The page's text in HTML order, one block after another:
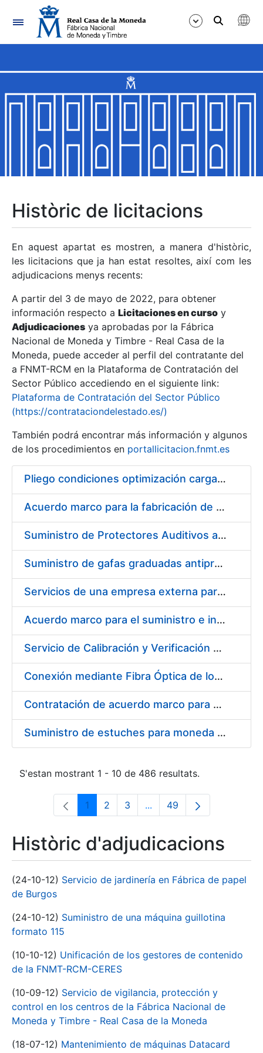
Navegació
Mostra/Amaga
Mostra/Amaga
Mostra/Amaga
Mostra/Amaga
Mostra/Amaga
Mostra/Amaga
Històric de licitacions
En aquest apartat es mostren, a manera d'històric,
les licitacions que ja han estat resoltes, així com les
adjudicacions menys recents:
A partir del 3 de mayo de 2022, para obtener
información respecto a Licitaciones en curso y
Adjudicaciones ya aprobadas por la Fábrica
Nacional de Moneda y Timbre - Real Casa de la
Moneda, puede acceder al perfil del contratante del
a FNMT-RCM en la Plataforma de Contratación del
Sector Público accediendo en el siguiente link:
Plataforma de Contratación del Sector Público
(https://contrataciondelestado.es/)
También podrá encontrar más información y algunos
de los procedimientos en portallicitacion.fnmt.es
Pliego condiciones optimización cargas compras firmado
Acuerdo marco para la fabricación de piezas
Suministro de Protectores Auditivos a medida para las personas trabajadoras de los Centros de Trabajo de Madrid y Burgos
Suministro de gafas graduadas antiproyecciones para los trabajadores de la FNMT-RCM en los centros de trabajo de Madrid y Burgos
Servicios de una empresa externa para el asesoramiento y resolución de los recursos de alzada que se presentan relacionados con procesos de selección para la FNMT-RCM
Acuerdo marco para el suministro e instalación de persianas, estores y otros complementos
Servicio de Calibración y Verificación Externa de los Equipos de Medición del Servicio de Prevención de la FNMT-RCM
Conexión mediante Fibra Óptica de los Centros de Proceso de Datos (CPDs) de las sedes de la FNMT-RCM de Burgos y Madrid
Contratación de acuerdo marco para el Suministro de Material de Electricidad para la Fábrica Nacional de Moneda y Timbre-Real Casa de la Moneda en su centro de trabajo de Burgos
Suministro de estuches para moneda de 30 €
S'estan mostrant 1 - 10 de 486 resultats.
Pàgina
1 Pàgina
2 Pàgina
3 ...Pàgines intermèdies
Pàgina
49
Històric d'adjudicacions
(24-10-12) Servicio de jardinería en Fábrica de papel
de Burgos
(24-10-12) Suministro de una máquina guillotina
formato 115
(10-10-12) Unificación de los gestores de contenido
de la FNMT-RCM-CERES
(10-09-12) Servicio de vigilancia, protección y
control en los centros de la Fábrica Nacional de
Moneda y Timbre - Real Casa de la Moneda
(18-07-12) Mantenimiento de máquinas Datacard